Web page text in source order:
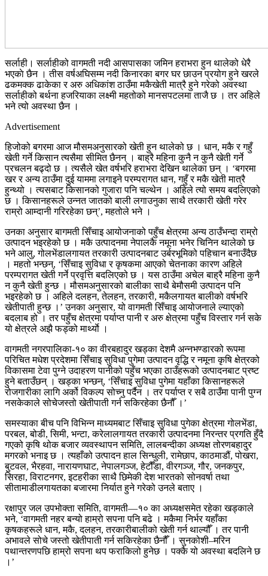
सर्लाही। सर्लाहीको वागमती नदी आसपासका जमिन हराभरा हुन थालेको धेरै
भएकाे छैन । तीस वर्षअघिसम्म नदी किनारका बगर घर छाउन प्रयोग हुने खरले
ढकमक्क ढाकेका र अरु अधिकांश ठाउँमा मकैखेती मात्रै हुने गरेको अवस्था
सर्लाहीको बर्थना हजरियाका लक्ष्मी महतोको मानसपटलमा ताजै छ । तर अहिले
भने त्यो अवस्था छैन ।
Advertisement
हिजोको बगरमा आज मौसमअनुसारको खेती हुन थालेको छ । धान, मकै र गहुँ
खेती गर्ने किसान त्यसैमा सीमित छैनन् । बाह्रै महिना कुनै न कुनै खेती गर्ने
प्रचलन बढ्दो छ । त्यसैले खेत वर्षभरि हराभरा देखिन थालेका छन् । ‘बगरमा
खर र अन्य ठाउँमा दुई याममा लगाइने परम्परागत धान, गहुँ र मकै खेती मात्रै
हुन्थ्यो । त्यसबाट किसानको गुजारा पनि चल्थेन । अहिले त्यो समय बदलिएको
छ । किसानहरूले उन्नत जातको बाली लगाउनुका साथै तरकारी खेती गरेर
राम्रो आम्दानी गरिरहेका छन्’, महतोले भने ।
उनका अनुसार बागमती सिँचाइ आयोजनाको पहुँच क्षेत्रमा अन्य ठाउँभन्दा राम्रो
उत्पादन भइरहेको छ । मकै उत्पादनमा नेपालकै नमूना भनेर चिनिन थालेको छ
भने आलु, गोलभेंडालगायत तरकारी उत्पादनबाट उर्बरभूमिको पहिचान बनाउँदैछ
। महतो भन्छन्, ‘सिँचाइ सुविधा र कृषकमा आएको चेतनाका कारण अहिले
परम्परागत खेती गर्ने प्रवृत्ति बदलिएको छ । यस ठाउँमा अचेल बाह्रै महिना कुनै
न कुनै खेती हुन्छ । मौसमअनुसारको बालीका साथै बेमौसमी उत्पादन पनि
भइरहेको छ । अहिले दलहन, तेलहन, तरकारी, मकैलगायत बालीको वर्षभरि
खेतीपाती हुन्छ ।’ उनका अनुसार, यो वागमती सिँचाइ आयोजनाले ल्याएको
बदलाब हो । तर पहुँच क्षेत्रमा पर्याप्त पानी र अरु क्षेत्रमा पहुँच विस्तार गर्न सके
यो क्षेत्रले अझै फड्को मार्थ्याे ।
वागमती नगरपालिका-१० का वीरबहादुर खड्का देशमै अन्नभण्डारको रूपमा
परिचित मधेश प्रदेशमा सिँचाइ सुविधा पुगेमा उत्पादन वृद्धि र नमूना कृषि क्षेत्रको
विकासमा टेवा पुग्ने उदाहरण पानीको पहुँच भएका ठाउँहरूको उत्पादनबाट प्रष्ट
हुने बताउँछन् । खड्का भन्छन्, ‘सिँचाइ सुविधा पुगेमा यहाँका किसानहरूले
रोजगारीका लागि अर्को विकल्प सोच्नु पर्दैन । तर पर्याप्त र सबै ठाउँमा पानी पुग्न
नसकेकाले सोचेजस्तो खेतीपाती गर्न सकिरहेका छैनौँ ।’
समस्याका बीच पनि विभिन्न माध्यमबाट सिँचाइ सुविधा पुगेका क्षेत्रमा गोलभेंडा,
परबल, बोडी, सिमी, भन्टा, करेलालगायत तरकारी उत्पादनमा निरन्तर प्रगति हुँदै
गएको कृषि थोक बजार व्यवस्थापन समिति, लालबन्दीका अध्यक्ष तोरणबहादुर
मगरको भनाइ छ । त्यहाँको उत्पादन हाल सिन्धुली, रामेछाप, काठमाडौं, पोखरा,
बुटवल, भैरहवा, नारायणघाट, नेपालगञ्ज, हेटौँडा, वीरगञ्ज, गौर, जनकपुर,
सिरहा, विराटनगर, इटहरीका साथै छिमेकी देश भारतको सोनवर्षा तथा
सीतामाडीलगायतका बजारमा निर्यात हुने गरेको उनले बताए ।
रक्षापुर जल उपभोक्ता समिति, वागमती—१० का अध्यक्षसमेत रहेका खड्काले
भने, ‘वागमती नहर बन्यो हाम्रो सपना पनि बढे । मकैमा निर्भर यहाँका
कृषकहरूले धान, मकै, दलहन, तरकारीबालीको खेती गर्न थाल्यौँ । तर पानी
अभावले सोचे जस्तो खेतीपाती गर्न सकिरहेका छैनौँ । सुनकोशी–मरिन
पथान्तरणपछि हाम्रो सपना थप फराकिलो हुनेछ । पक्कै यो अवस्था बदलिने छ
।’